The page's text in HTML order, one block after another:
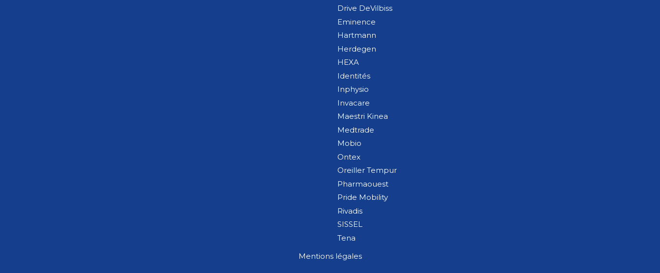
Drive DeVilbiss
Eminence
Hartmann
Herdegen
HEXA
Identités
Inphysio
Invacare
Maestri Kinea
Medtrade
Mobio
Ontex
Oreiller Tempur
Pharmaouest
Pride Mobility
Rivadis
SISSEL
Tena
Mentions légales